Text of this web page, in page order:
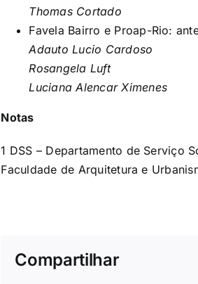
Thomas Cortado
Favela Bairro e Proap-Rio:
Adauto Lucio Cardoso
Rosangela Luft
Luciana Alencar Ximenes
Notas
1 DSS – Departamento de Serviço
Faculdade de Arquitetura e
Compartilhar